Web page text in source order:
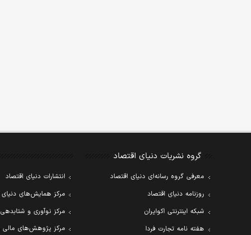
گروه نشریات دنیای اقتصاد
معرفی گروه رسانه‌ای دنیای اقتصاد
روزنامه دنیای اقتصاد
شبکه اینترنتی اکوایران
هفته نامه تجارت فردا
انتشارات دنیای اقتصاد
مرکز همایش‌های دنیای
مرکز نوآوری و
مرکز پژوهش‌های مالی